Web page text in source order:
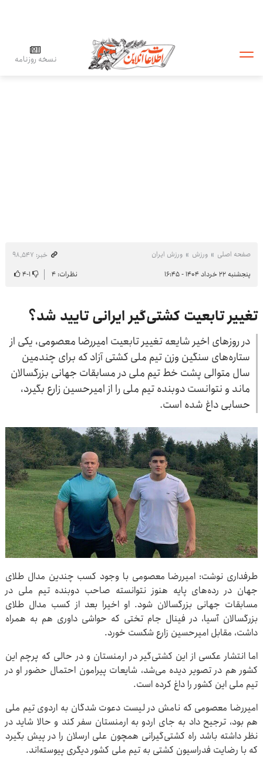
نسخه روزنامه
صفحه اصلی ورزش ورزش ایران
خبر: ۹۸٬۵۴۷
پنجشنبه ۲۲ خرداد ۱۴۰۴ - ۱۶:۴۵
نظرات: ۴ ۱-۴
تغییر تابعیت کشتی‌گیر ایرانی تایید شد؟
در روزهای اخیر شایعه تغییر تابعیت امیررضا معصومی، یکی از
ستاره‌های سنگین وزن تیم ملی کشتی آزاد که برای چندمین
سال متوالی پشت خط تیم ملی در مسابقات جهانی بزرگسالان
ماند و نتوانست دوبنده تیم ملی را از امیرحسین زارع بگیرد،
حسابی داغ شده است.
طرفداری نوشت: امیررضا معصومی با وجود کسب چندین مدال طلای
جهان در رده‌های پایه هنوز نتوانسته صاحب دوبنده تیم ملی در
مسابقات جهانی بزرگسالان شود. او اخیرا بعد از کسب مدال طلای
بزرگسالان آسیا، در فینال جام تختی که حواشی داوری هم به همراه
داشت، مقابل امیرحسین زارع شکست خورد.
اما انتشار عکسی از این کشتی‌گیر در ارمنستان و در حالی که پرچم این
کشور هم در تصویر دیده می‌شد، شایعات پیرامون احتمال حضور او در
تیم ملی این کشور را داغ کرده است.
امیررضا معصومی که نامش در لیست دعوت شدگان به اردوی تیم ملی
هم بود، ترجیح داد به جای اردو به ارمنستان سفر کند و حالا شاید در
نظر داشته باشد راه کشتی‌گیرانی همچون علی ارسلان را در پیش بگیرد
که با رضایت فدراسیون کشتی به تیم ملی کشور دیگری پیوسته‌اند.